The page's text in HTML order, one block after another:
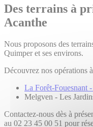
Des terrains à
Acanthe
Nous proposons des
Quimper et ses environs.
Découvrez nos opérations
La Forêt-Fouesnant
Melgven - Les
Contactez-nous dès à
au 02 23 45 00 51 pour